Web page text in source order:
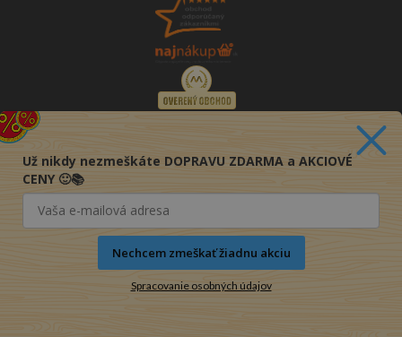
Už nikdy nezmeškáte DOPRAVU ZDARMA a AKCIOVÉ
CENY 🙂📚
Nechcem zmeškať žiadnu akciu
Spracovanie osobných údajov